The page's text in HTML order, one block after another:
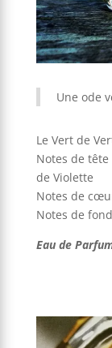
Une ode
Le Vert de
Notes de
de Violette
Notes de
Notes de
Eau de